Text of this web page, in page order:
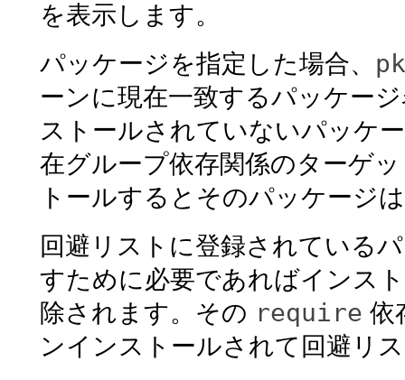
を表示します。
パッケージを指定した場合、
ーンに現在一致するパッケー
ストールされていないパッケ
在グループ依存関係のターゲ
トールするとそのパッケージ
回避リストに登録されている
すために必要であればインス
除されます。その require 依
ンインストールされて回避リ